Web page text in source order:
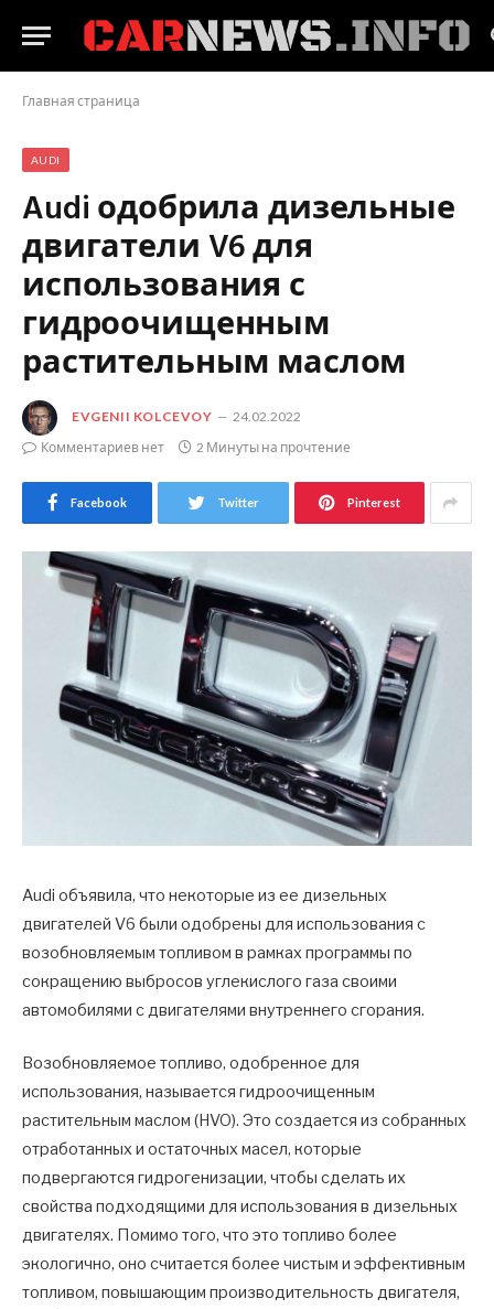
Главная страница
AUDI
Audi одобрила дизельные
двигатели V6 для
использования с
гидроочищенным
растительным маслом
EVGENII KOLCEVOY
24.02.2022
Комментариев нет
2 Минуты на прочтение
Facebook Twitter Pinterest
Audi объявила, что некоторые из ее дизельных
двигателей V6 были одобрены для использования с
возобновляемым топливом в рамках программы по
сокращению выбросов углекислого газа своими
автомобилями с двигателями внутреннего сгорания.
Возобновляемое топливо, одобренное для
использования, называется гидроочищенным
растительным маслом (HVO). Это создается из собранных
отработанных и остаточных масел, которые
подвергаются гидрогенизации, чтобы сделать их
свойства подходящими для использования в дизельных
двигателях. Помимо того, что это топливо более
экологично, оно считается более чистым и эффективным
топливом, повышающим производительность двигателя,